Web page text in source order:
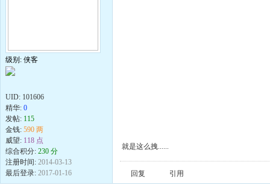
级别: 侠客
UID: 101606
精华: 0
发帖: 115
金钱: 590 两
威望: 118 点
综合积分: 230 分
注册时间: 2014-03-13
最后登录: 2017-01-16
就是这么拽......
回复 引用